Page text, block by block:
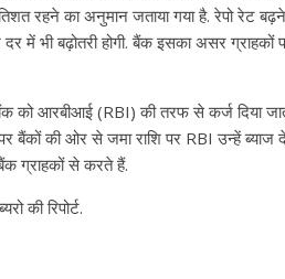
रहने का अनुमान जताया गया है. रेपो रेट
दर में भी बढ़ोतरी होगी. बैंक इसका असर ग्राहकों
को आरबीआई (RBI) की तरफ से कर्ज दिया
पर बैंकों की ओर से जमा राशि पर RBI उन्हें
ग्राहकों से करते हैं.
की रिपोर्ट.